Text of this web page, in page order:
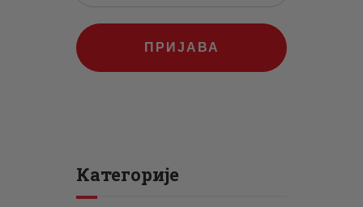
ПРИЈАВА
Категорије